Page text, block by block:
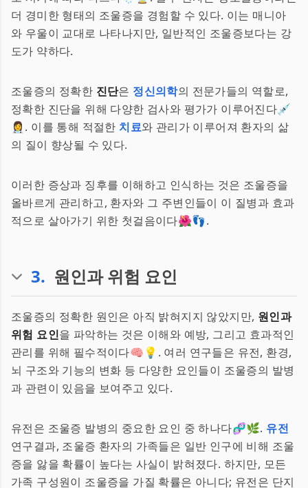
더 경미한 형태의 조울증을 경험할 수 있다. 이는 매니아
와 우울이 교대로 나타나지만, 일반적인 조울증보다는 강
도가 약하다.
조울증의 정확한 진단은 정신의학의 전문가들의 역할로,
정확한 진단을 위해 다양한 검사와 평가가 이루어진다💉
👩‍⚕️. 이를 통해 적절한치료와 관리가 이루어져 환자의 삶
의 질이 향상될 수 있다.
이러한 증상과 징후를 이해하고 인식하는 것은 조울증을
올바르게 관리하고, 환자와 그 주변인들이 이 질병과 효과
적으로 살아가기 위한 첫걸음이다🌺👣.
3. 원인과 위험 요인
조울증의 정확한 원인은 아직 밝혀지지 않았지만, 원인과
위험 요인을 파악하는 것은 이해와 예방, 그리고 효과적인
관리를 위해 필수적이다🧠💡. 여러 연구들은 유전, 환경,
뇌 구조와 기능의 변화 등 다양한 요인들이 조울증의 발병
과 관련이 있음을 보여주고 있다.
유전은 조울증 발병의 중요한 요인 중 하나다🧬🌿. 유전
연구결과, 조울증 환자의 가족들은 일반 인구에 비해 조울
증을 앓을 확률이 높다는 사실이 밝혀졌다. 하지만, 모든
가족 구성원이 조울증을 가질 확률은 아니다; 유전은 단지